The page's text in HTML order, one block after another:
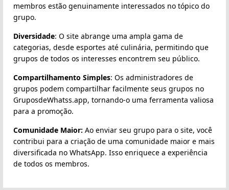
membros estão genuinamente interessados no tópico do
grupo.
Diversidade: O site abrange uma ampla gama de
categorias, desde esportes até culinária, permitindo que
grupos de todos os interesses encontrem seu público.
Compartilhamento Simples: Os administradores de
grupos podem compartilhar facilmente seus grupos no
GruposdeWhatss.app, tornando-o uma ferramenta valiosa
para a promoção.
Comunidade Maior: Ao enviar seu grupo para o site, você
contribui para a criação de uma comunidade maior e mais
diversificada no WhatsApp. Isso enriquece a experiência
de todos os membros.